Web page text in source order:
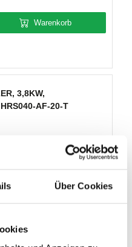
Über Cookies
Warenkorb
3,8KW,
AF-20-T
Warenkorb